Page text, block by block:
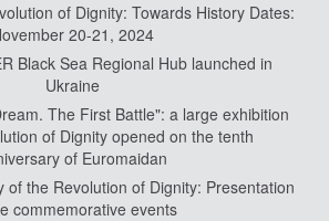
of Dignity: Towards History Dates:
20-21, 2024
Black Sea Regional Hub launched in
Ukraine
The First Battle": a large exhibition
of Dignity opened on the tenth
of Euromaidan
of the Revolution of Dignity: Presentation
commemorative events